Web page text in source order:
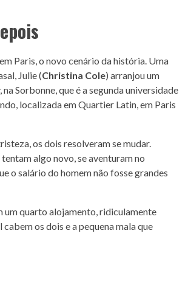
Paris, o novo cenário da história. Uma
Julie (Christina Cole) arranjou um
Sorbonne, que é a segunda universidade
localizada em Quartier Latin, em Paris
os dois resolveram se mudar.
algo novo, se aventuram no
o salário do homem não fosse grandes
um quarto alojamento, ridiculamente
cabem os dois e a pequena mala que